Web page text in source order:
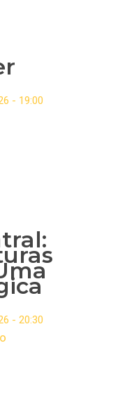
- 19:00
- 20:30